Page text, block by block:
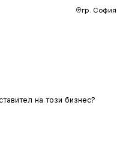
гр. София
на този бизнес?